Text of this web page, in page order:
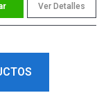
Ver Detalles